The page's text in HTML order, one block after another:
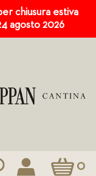
chiusura estiva
agosto 2026
Carrello0